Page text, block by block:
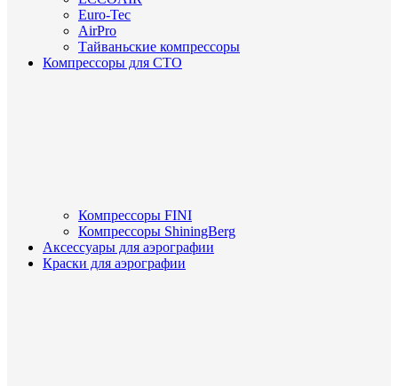
Euro-Tec
AirPro
Тайваньские компрессоры
Компрессоры для СТО
Компрессоры FINI
Компрессоры ShiningBerg
Аксессуары для аэрографии
Краски для аэрографии